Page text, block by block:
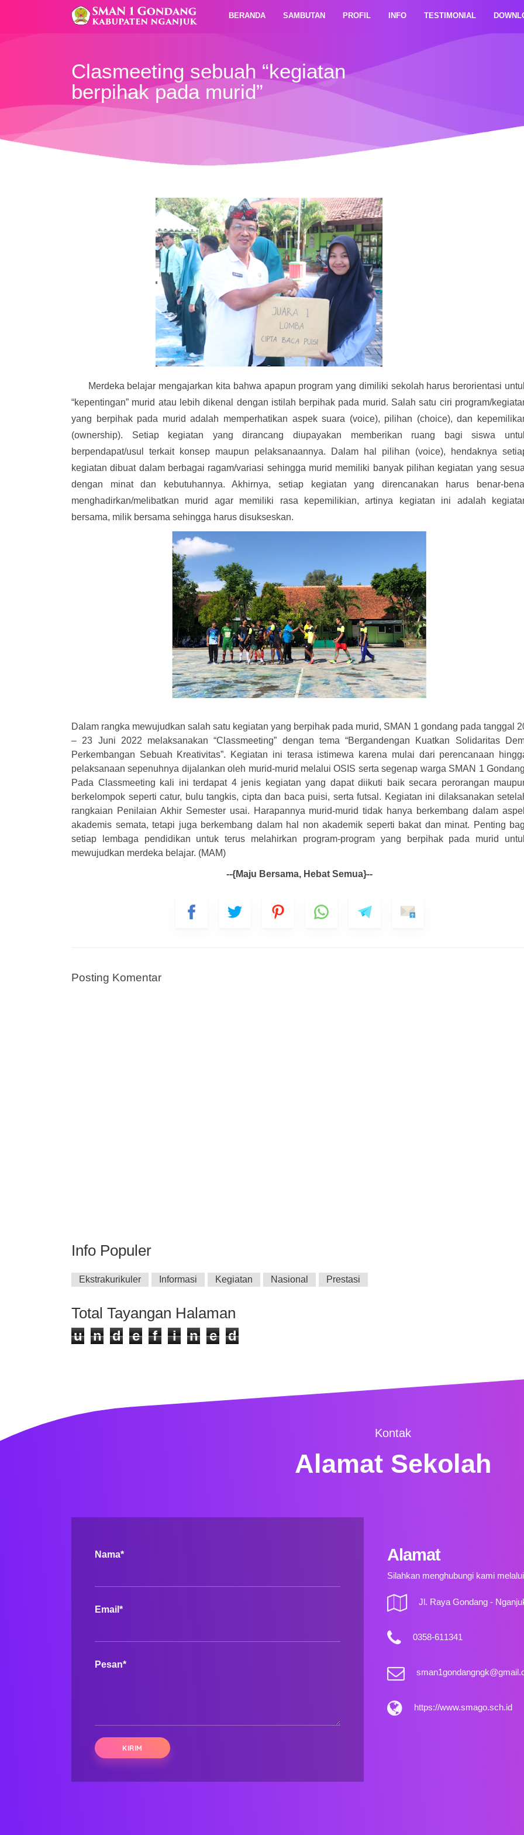
BERANDA SAMBUTAN PROFIL INFO TESTIMONIAL
Clasmeeting sebuah “kegiatan
berpihak pada murid”
Merdeka belajar mengajarkan kita bahwa apapun program yang dimiliki sekolah harus berorientasi
“kepentingan” murid atau lebih dikenal dengan istilah berpihak pada murid. Salah satu ciri program/
yang berpihak pada murid adalah memperhatikan aspek suara (voice), pilihan (choice), dan
(ownership). Setiap kegiatan yang dirancang diupayakan memberikan ruang bagi siswa
berpendapat/usul terkait konsep maupun pelaksanaannya. Dalam hal pilihan (voice), hendaknya
kegiatan dibuat dalam berbagai ragam/variasi sehingga murid memiliki banyak pilihan kegiatan yang
dengan minat dan kebutuhannya. Akhirnya, setiap kegiatan yang direncanakan harus benar-
menghadirkan/melibatkan murid agar memiliki rasa kepemilikian, artinya kegiatan ini adalah
bersama, milik bersama sehingga harus disukseskan.
Dalam rangka mewujudkan salah satu kegiatan yang berpihak pada murid, SMAN 1 gondang pada tanggal
– 23 Juni 2022 melaksanakan “Classmeeting” dengan tema “Bergandengan Kuatkan Solidaritas
Perkembangan Sebuah Kreativitas”. Kegiatan ini terasa istimewa karena mulai dari perencanaan
pelaksanaan sepenuhnya dijalankan oleh murid-murid melalui OSIS serta segenap warga SMAN 1
Pada Classmeeting kali ini terdapat 4 jenis kegiatan yang dapat diikuti baik secara perorangan
berkelompok seperti catur, bulu tangkis, cipta dan baca puisi, serta futsal. Kegiatan ini dilaksanakan
rangkaian Penilaian Akhir Semester usai. Harapannya murid-murid tidak hanya berkembang dalam
akademis semata, tetapi juga berkembang dalam hal non akademik seperti bakat dan minat. Penting
setiap lembaga pendidikan untuk terus melahirkan program-program yang berpihak pada murid
mewujudkan merdeka belajar. (MAM)
--{Maju Bersama, Hebat Semua}--
Posting Komentar
Info Populer
Ekstrakurikuler Informasi Kegiatan Nasional Prestasi
Total Tayangan Halaman
u n d e f i n e d
Kontak
Alamat Sekolah
Nama*
Email*
Pesan*
Alamat
Silahkan menghubungi kami
Jl. Raya Gondang -
0358-611341
https://www.smago.sch.id
Nama Nomor Ponsel
Tanggal